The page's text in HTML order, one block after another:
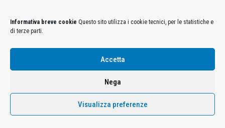
Informativa breve cookie Questo sito utilizza i cookie tecnici, per le statistiche e
di terze parti.
Accetta
Nega
Visualizza preferenze